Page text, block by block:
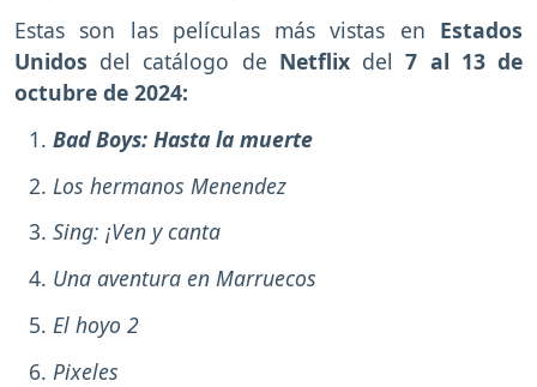
Estas son las películas más vistas en Estados
Unidos del catálogo de Netflixdel 7 al 13 de
octubre de 2024:
Bad Boys: Hasta la muerte
Los hermanos Menendez
Sing: ¡Ven y canta
Una aventura en Marruecos
El hoyo 2
Pixeles